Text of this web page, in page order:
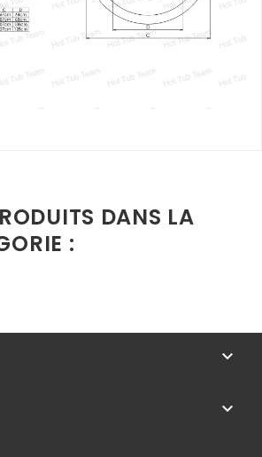
DANS LA
:
keyboard_arrow_down
keyboard_arrow_down